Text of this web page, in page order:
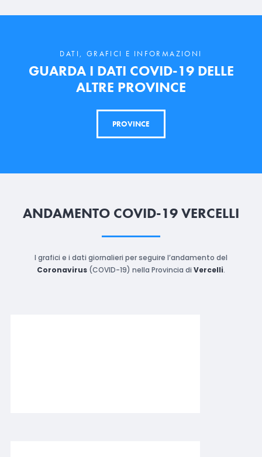
DATI, GRAFICI E INFORMAZIONI
GUARDA I DATI COVID-19 DELLE
ALTRE PROVINCE
PROVINCE
ANDAMENTO COVID-19 VERCELLI
I grafici e i dati giornalieri per seguire l’andamento del
Coronavirus (COVID-19) nella Provincia di Vercelli.